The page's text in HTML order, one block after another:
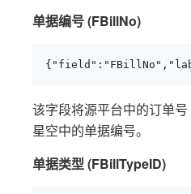
单据编号 (FBillNo)
该字段将源平台中的订单号
星空中的单据编号。
单据类型 (FBillTypeID)